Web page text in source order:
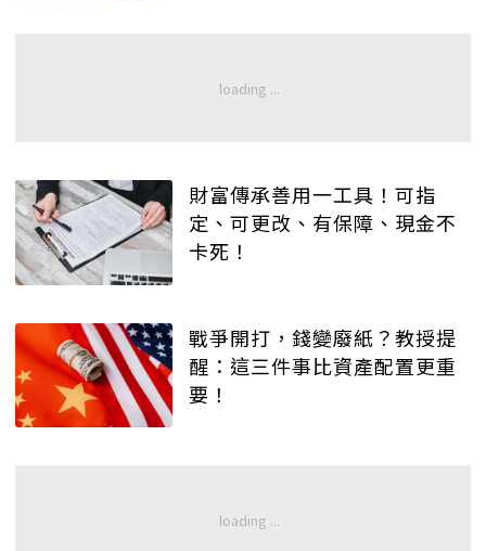
財富傳承善用一工具！可指
定、可更改、有保障、現金不
卡死！
戰爭開打，錢變廢紙？教授提
醒：這三件事比資產配置更重
要！